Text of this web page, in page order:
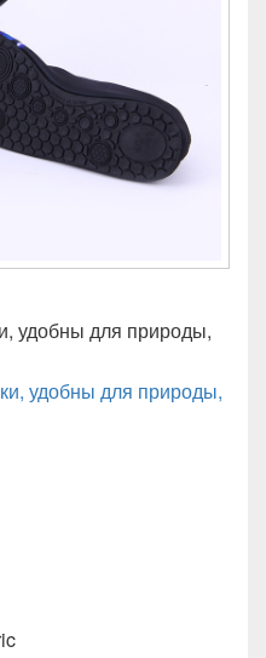
удобны для природы,
удобны для природы,